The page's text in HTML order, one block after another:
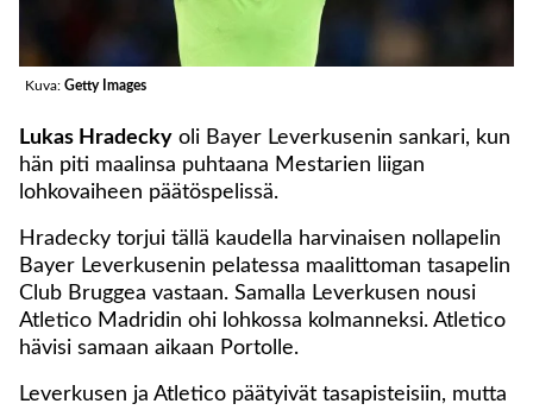
Kuva: Getty Images
Lukas Hradecky oli Bayer Leverkusenin sankari, kun
hän piti maalinsa puhtaana Mestarien liigan
lohkovaiheen päätöspelissä.
Hradecky torjui tällä kaudella harvinaisen nollapelin
Bayer Leverkusenin pelatessa maalittoman tasapelin
Club Bruggea vastaan. Samalla Leverkusen nousi
Atletico Madridin ohi lohkossa kolmanneksi. Atletico
hävisi samaan aikaan Portolle.
Leverkusen ja Atletico päätyivät tasapisteisiin, mutta